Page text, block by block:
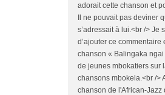
adorait cette chanson et
Il ne pouvait pas deviner
s’adressait à lui.<br /> Je
d’ajouter ce commentaire
chanson « Balingaka
de jeunes mbokatiers sur
chansons mbokela.<br />
chanson de l'African-Jazz